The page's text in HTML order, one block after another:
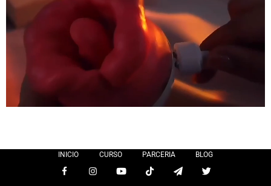
INICIO CURSO PARCERIA BLOG